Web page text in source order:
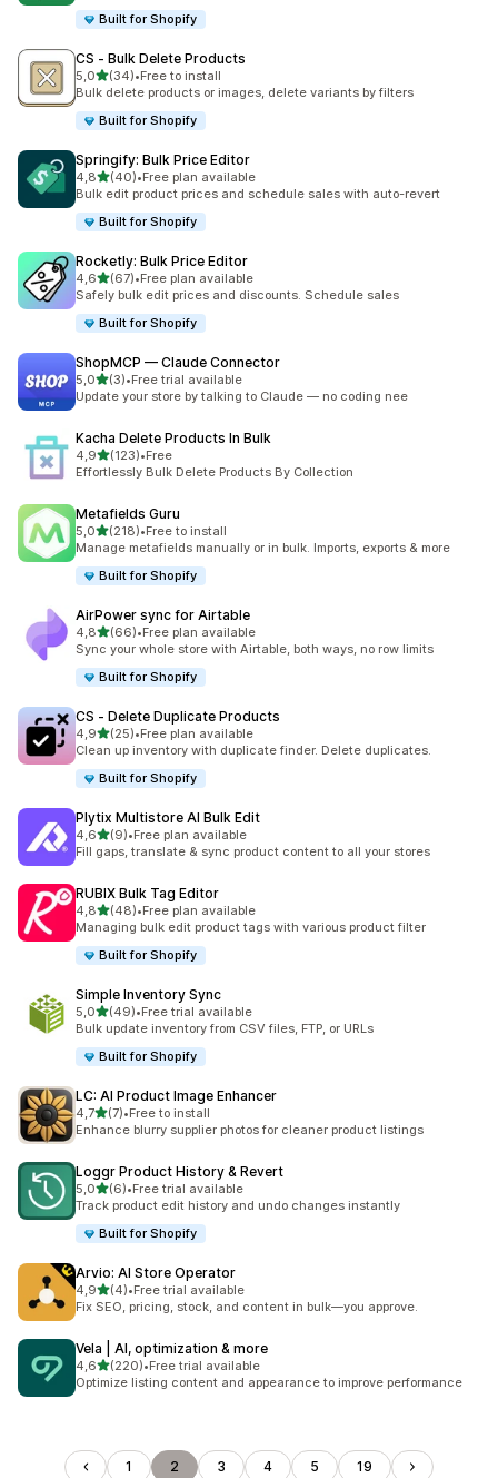
Built for Shopify
CS ‑ Bulk Delete Products
5,0de 5 estrelas
(34)
34 total de avaliações
•Free to install
Bulk delete products or images, delete variants by filters
Built for Shopify
Springify: Bulk Price Editor
4,8de 5 estrelas
(40)
40 total de avaliações
•Free plan available
Bulk edit product prices and schedule sales with auto-revert
Built for Shopify
Rocketly: Bulk Price Editor
4,6de 5 estrelas
(67)
67 total de avaliações
•Free plan available
Safely bulk edit prices and discounts. Schedule sales
Built for Shopify
ShopMCP — Claude Connector
5,0de 5 estrelas
(3)
3 total de avaliações
•Free trial available
Update your store by talking to Claude — no coding nee
Kacha Delete Products In Bulk
4,9de 5 estrelas
(123)
123 total de avaliações
•Free
Effortlessly Bulk Delete Products By Collection
Metafields Guru
5,0de 5 estrelas
(218)
218 total de avaliações
•Free to install
Manage metafields manually or in bulk. Imports, exports & more
Built for Shopify
AirPower sync for Airtable
4,8de 5 estrelas
(66)
66 total de avaliações
•Free plan available
Sync your whole store with Airtable, both ways, no row limits
Built for Shopify
CS ‑ Delete Duplicate Products
4,9de 5 estrelas
(25)
25 total de avaliações
•Free plan available
Clean up inventory with duplicate finder. Delete duplicates.
Built for Shopify
Plytix Multistore AI Bulk Edit
4,6de 5 estrelas
(9)
9 total de avaliações
•Free plan available
Fill gaps, translate & sync product content to all your stores
RUBIX Bulk Tag Editor
4,8de 5 estrelas
(48)
48 total de avaliações
•Free plan available
Managing bulk edit product tags with various product filter
Built for Shopify
Simple Inventory Sync
5,0de 5 estrelas
(49)
49 total de avaliações
•Free trial available
Bulk update inventory from CSV files, FTP, or URLs
Built for Shopify
LC: AI Product Image Enhancer
4,7de 5 estrelas
(7)
7 total de avaliações
•Free to install
Enhance blurry supplier photos for cleaner product listings
Loggr Product History & Revert
5,0de 5 estrelas
(6)
6 total de avaliações
•Free trial available
Track product edit history and undo changes instantly
Built for Shopify
Arvio: AI Store Operator
4,9de 5 estrelas
(4)
4 total de avaliações
•Free trial available
Fix SEO, pricing, stock, and content in bulk—you approve.
Vela | AI, optimization & more
4,6de 5 estrelas
(220)
220 total de avaliações
•Free trial available
Optimize listing content and appearance to improve performance
1 2 3 4 5 19